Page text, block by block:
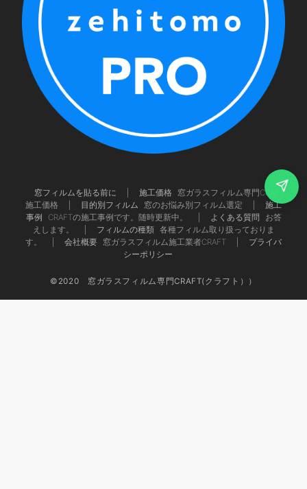
窓フィルムを貼る前に 施工価格
窓ガラスフィルム専門CRAFT
施工価格
目的別フィルム 窓のお悩み別フィルム選定
施工
事例
CRAFTの施工事例です。随時更新中。 よくある質問
お答
えします。
フィルムの種類
各種フィルム取り扱っておりま
す。
会社概要 窓ガラスフィルム施工業者CRAFT
プライバ
シーポリシー
©2020 窓ガラスフィルム専門CRAFT(クラフト））